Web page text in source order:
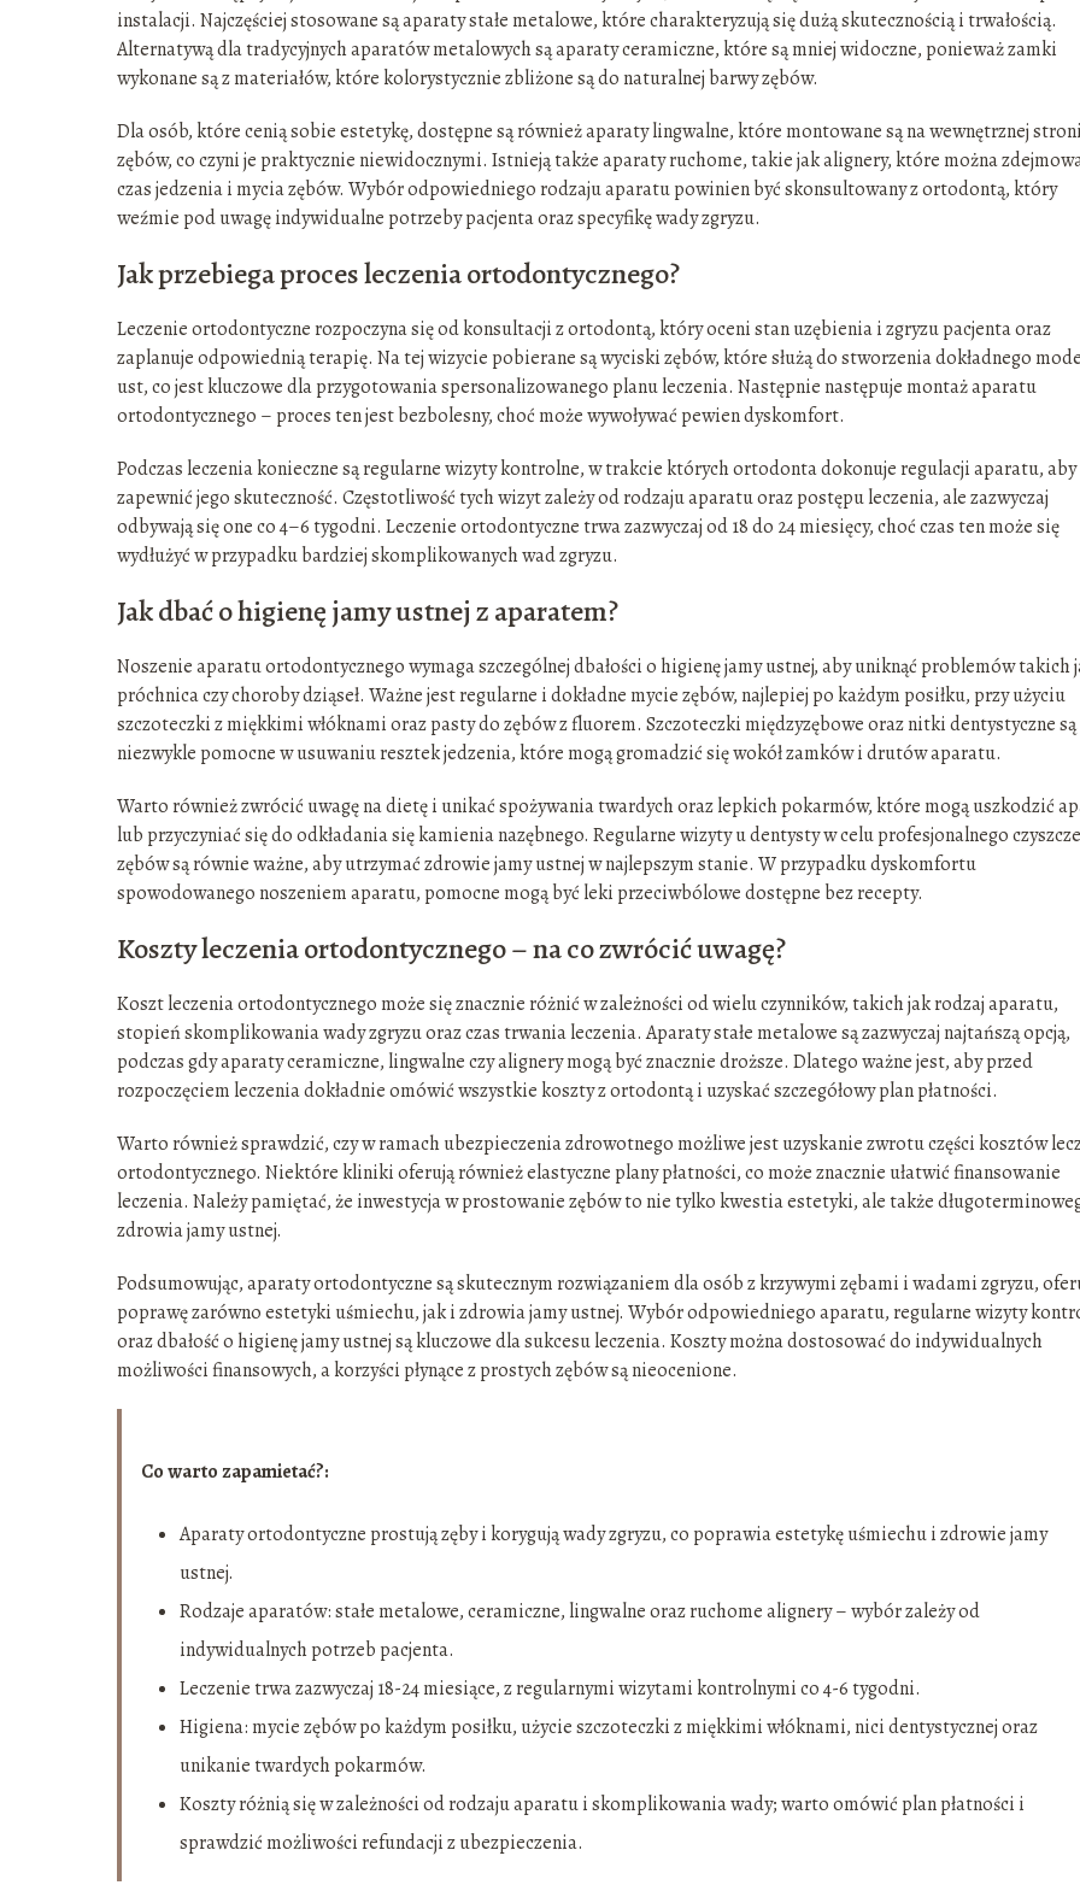
instalacji. Najczęściej stosowane są aparaty stałe metalowe, które charakteryzują się dużą skutecznością i trwałością.
Alternatywą dla tradycyjnych aparatów metalowych są aparaty ceramiczne, które są mniej widoczne, ponieważ zamki
wykonane są z materiałów, które kolorystycznie zbliżone są do naturalnej barwy zębów.
Dla osób, które cenią sobie estetykę, dostępne są również aparaty lingwalne, które montowane są na wewnętrznej
zębów, co czyni je praktycznie niewidocznymi. Istnieją także aparaty ruchome, takie jak alignery, które można
czas jedzenia i mycia zębów. Wybór odpowiedniego rodzaju aparatu powinien być skonsultowany z ortodontą, który
weźmie pod uwagę indywidualne potrzeby pacjenta oraz specyfikę wady zgryzu.
Jak przebiega proces leczenia ortodontycznego?
Leczenie ortodontyczne rozpoczyna się od konsultacji z ortodontą, który oceni stan uzębienia i zgryzu pacjenta oraz
zaplanuje odpowiednią terapię. Na tej wizycie pobierane są wyciski zębów, które służą do stworzenia dokładnego
ust, co jest kluczowe dla przygotowania spersonalizowanego planu leczenia. Następnie następuje montaż aparatu
ortodontycznego – proces ten jest bezbolesny, choć może wywoływać pewien dyskomfort.
Podczas leczenia konieczne są regularne wizyty kontrolne, w trakcie których ortodonta dokonuje regulacji aparatu, aby
zapewnić jego skuteczność. Częstotliwość tych wizyt zależy od rodzaju aparatu oraz postępu leczenia, ale zazwyczaj
odbywają się one co 4–6 tygodni. Leczenie ortodontyczne trwa zazwyczaj od 18 do 24 miesięcy, choć czas ten może się
wydłużyć w przypadku bardziej skomplikowanych wad zgryzu.
Jak dbać o higienę jamy ustnej z aparatem?
Noszenie aparatu ortodontycznego wymaga szczególnej dbałości o higienę jamy ustnej, aby uniknąć problemów takich
próchnica czy choroby dziąseł. Ważne jest regularne i dokładne mycie zębów, najlepiej po każdym posiłku, przy użyciu
szczoteczki z miękkimi włóknami oraz pasty do zębów z fluorem. Szczoteczki międzyzębowe oraz nitki dentystyczne są
niezwykle pomocne w usuwaniu resztek jedzenia, które mogą gromadzić się wokół zamków i drutów aparatu.
Warto również zwrócić uwagę na dietę i unikać spożywania twardych oraz lepkich pokarmów, które mogą uszkodzić
lub przyczyniać się do odkładania się kamienia nazębnego. Regularne wizyty u dentysty w celu profesjonalnego
zębów są równie ważne, aby utrzymać zdrowie jamy ustnej w najlepszym stanie. W przypadku dyskomfortu
spowodowanego noszeniem aparatu, pomocne mogą być leki przeciwbólowe dostępne bez recepty.
Koszty leczenia ortodontycznego – na co zwrócić uwagę?
Koszt leczenia ortodontycznego może się znacznie różnić w zależności od wielu czynników, takich jak rodzaj aparatu,
stopień skomplikowania wady zgryzu oraz czas trwania leczenia. Aparaty stałe metalowe są zazwyczaj najtańszą opcją,
podczas gdy aparaty ceramiczne, lingwalne czy alignery mogą być znacznie droższe. Dlatego ważne jest, aby przed
rozpoczęciem leczenia dokładnie omówić wszystkie koszty z ortodontą i uzyskać szczegółowy plan płatności.
Warto również sprawdzić, czy w ramach ubezpieczenia zdrowotnego możliwe jest uzyskanie zwrotu części kosztów
ortodontycznego. Niektóre kliniki oferują również elastyczne plany płatności, co może znacznie ułatwić finansowanie
leczenia. Należy pamiętać, że inwestycja w prostowanie zębów to nie tylko kwestia estetyki, ale także
zdrowia jamy ustnej.
Podsumowując, aparaty ortodontyczne są skutecznym rozwiązaniem dla osób z krzywymi zębami i wadami zgryzu,
poprawę zarówno estetyki uśmiechu, jak i zdrowia jamy ustnej. Wybór odpowiedniego aparatu, regularne wizyty
oraz dbałość o higienę jamy ustnej są kluczowe dla sukcesu leczenia. Koszty można dostosować do indywidualnych
możliwości finansowych, a korzyści płynące z prostych zębów są nieocenione.
Co warto zapamietać?:
Aparaty ortodontyczne prostują zęby i korygują wady zgryzu, co poprawia estetykę uśmiechu i zdrowie jamy
ustnej.
Rodzaje aparatów: stałe metalowe, ceramiczne, lingwalne oraz ruchome alignery – wybór zależy od
indywidualnych potrzeb pacjenta.
Leczenie trwa zazwyczaj 18-24 miesiące, z regularnymi wizytami kontrolnymi co 4-6 tygodni.
Higiena: mycie zębów po każdym posiłku, użycie szczoteczki z miękkimi włóknami, nici dentystycznej oraz
unikanie twardych pokarmów.
Koszty różnią się w zależności od rodzaju aparatu i skomplikowania wady; warto omówić plan płatności i
sprawdzić możliwości refundacji z ubezpieczenia.